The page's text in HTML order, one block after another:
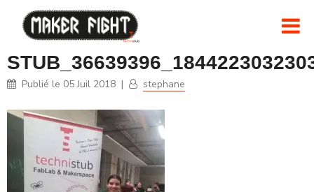
Publié le 05 Juil 2018 | stephane